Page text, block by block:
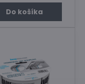
Do košíka